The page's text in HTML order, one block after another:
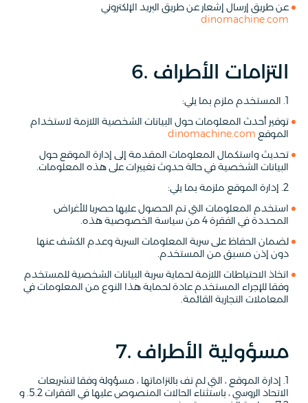
عن طريق إرسال إشعار عن طريق البريد الإلكتروني
dinomachine.com
6. التزامات الأطراف
1. المستخدم ملزم بما يلي:
توفير أحدث المعلومات حول البيانات الشخصية اللازمة لاستخدام
الموقع dinomachine.com
تحديث واستكمال المعلومات المقدمة إلى إدارة الموقع حول
البيانات الشخصية في حالة حدوث تغييرات على هذه المعلومات.
2. إدارة الموقع ملزمة بما يلي:
استخدم المعلومات التي تم الحصول عليها حصريا للأغراض
المحددة في الفقرة 4 من سياسة الخصوصية هذه.
لضمان الحفاظ على سرية المعلومات السرية وعدم الكشف عنها
دون إذن مسبق من المستخدم.
اتخاذ الاحتياطات اللازمة لحماية سرية البيانات الشخصية للمستخدم
وفقا للإجراء المستخدم عادة لحماية هذا النوع من المعلومات في
المعاملات التجارية القائمة.
7. مسؤولية الأطراف
1. إدارة الموقع ، التي لم تف بالتزاماتها ، مسؤولة وفقا لتشريعات
الاتحاد الروسي ، باستثناء الحالات المنصوص عليها في الفقرات 5.2. و